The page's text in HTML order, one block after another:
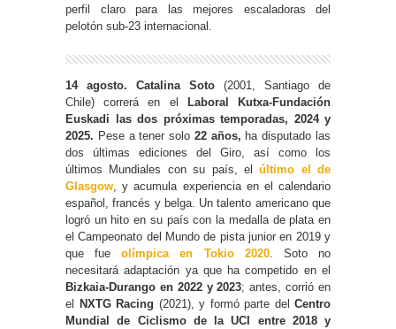
perfil claro para las mejores escaladoras del
pelotón sub-23 internacional.
14 agosto. Catalina Soto (2001, Santiago de
Chile) correrá en el
Laboral Kutxa-Fundación
Euskadi las dos próximas temporadas, 2024 y
2025. Pese a tener solo 22 años, ha disputado las
dos últimas ediciones del Giro, así como los
últimos Mundiales con su país, elúltimo el de
Glasgow , y acumula experiencia en el calendario
español, francés y belga. Un talento americano que
logró un hito en su país con la medalla de plata en
el Campeonato del Mundo de pista junior en 2019 y
que fueolímpica en Tokio 2020. Soto no
necesitará adaptación ya que ha competido en el
Bizkaia-Durango en 2022 y 2023; antes, corrió en
el
NXTG Racing (2021), y formó parte del Centro
Mundial de Ciclismo de la UCI entre 2018 y